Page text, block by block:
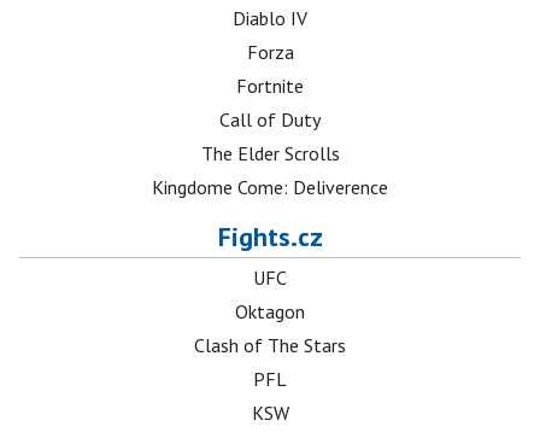
Diablo IV
Forza
Fortnite
Call of Duty
The Elder Scrolls
Kingdome Come: Deliverence
Fights.cz
UFC
Oktagon
Clash of The Stars
PFL
KSW